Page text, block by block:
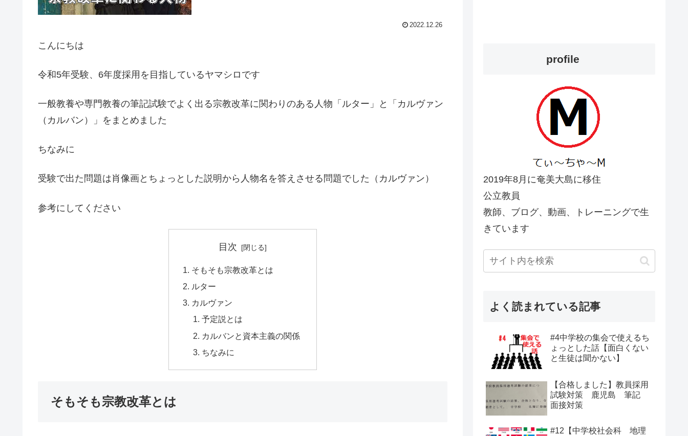
2022.12.26
こんにちは
令和5年受験、6年度採用を目指しているヤマシロです
一般教養や専門教養の筆記試験でよく出る宗教改革に関わりのある人物「ルター」と「カルヴァン
（カルバン）」をまとめました
ちなみに
受験で出た問題は肖像画とちょっとした説明から人物名を答えさせる問題でした（カルヴァン）
参考にしてください
目次
そもそも宗教改革とは
ルター
カルヴァン
予定説とは
カルバンと資本主義の関係
ちなみに
そもそも宗教改革とは
profile
2019年8月に奄美大島に移住
公立教員
教師、ブログ、動画、トレーニングで生
きています
よく読まれている記事
#4中学校の集会で使えるち
ょっとした話【面白くない
と生徒は聞かない】
【合格しました】教員採用
試験対策 鹿児島 筆記
面接対策
#12【中学校社会科 地理